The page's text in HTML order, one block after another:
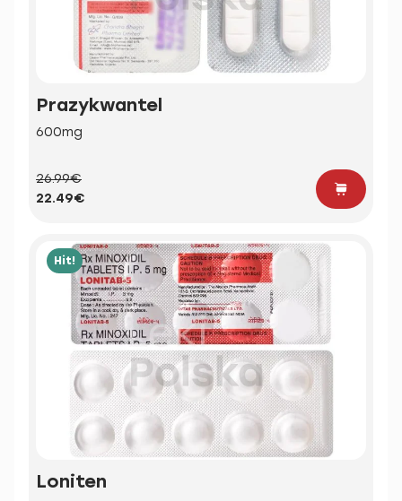
Prazykwantel
600mg
26.99€
22.49€
Hit!
Loniten